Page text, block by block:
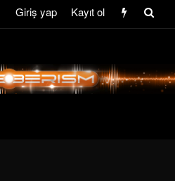
Giriş yap Kayıt ol